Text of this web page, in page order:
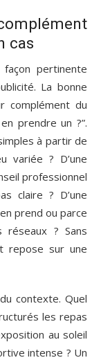
cas
pertinente
La bonne
complément du
prendre un ?”.
à partir de
variée ? D’une
professionnel
claire ? D’une
prend ou parce
réseaux ? Sans
repose sur une
contexte. Quel
les repas
au soleil
intense ? Un